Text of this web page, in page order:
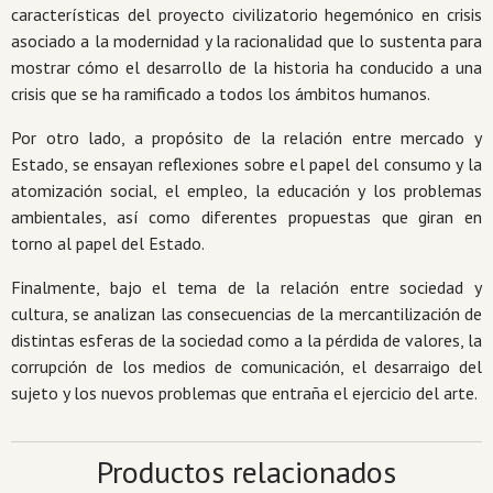
características del proyecto civilizatorio hegemónico en crisis
asociado a la modernidad y la racionalidad que lo sustenta para
mostrar cómo el desarrollo de la historia ha conducido a una
crisis que se ha ramificado a todos los ámbitos humanos.
Por otro lado, a propósito de la relación entre mercado y
Estado, se ensayan reflexiones sobre el papel del consumo y la
atomización social, el empleo, la educación y los problemas
ambientales, así como diferentes propuestas que giran en
torno al papel del Estado.
Finalmente, bajo el tema de la relación entre sociedad y
cultura, se analizan las consecuencias de la mercantilización de
distintas esferas de la sociedad como a la pérdida de valores, la
corrupción de los medios de comunicación, el desarraigo del
sujeto y los nuevos problemas que entraña el ejercicio del arte.
Productos relacionados